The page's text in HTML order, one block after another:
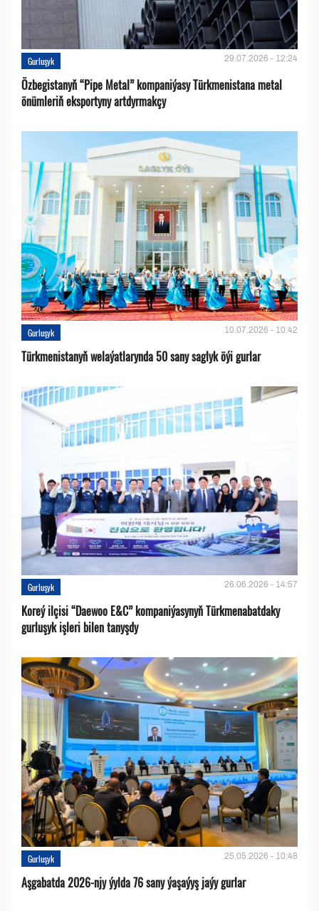
Gurluşyk 29.07.2026 - 12:24
Özbegistanyň “Pipe Metal” kompaniýasy Türkmenistana metal
önümleriň eksportyny artdyrmakçy
Gurluşyk 10.07.2026 - 10:42
Türkmenistanyň welaýatlarynda 50 sany saglyk öýi gurlar
Gurluşyk 26.06.2026 - 14:57
Koreý ilçisi “Daewoo E&C” kompaniýasynyň Türkmenabatdaky
gurluşyk işleri bilen tanyşdy
Gurluşyk 25.05.2026 - 10:48
Aşgabatda 2026-njy ýylda 76 sany ýaşaýyş jaýy gurlar